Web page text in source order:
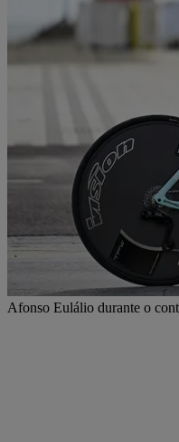
Afonso Eulálio durante o